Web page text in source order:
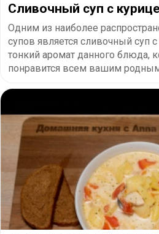
Сливочный суп с
Одним из наиболее
супов является сливочный суп
тонкий аромат данного блюда,
понравится всем вашим родным